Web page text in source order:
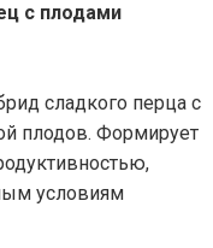
с плодами
сладкого перца с
плодов. Формирует
условиям